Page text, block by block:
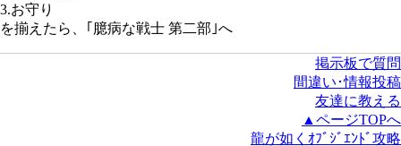
3.お守り
を揃えたら、｢臆病な戦士 第二部｣へ
掲示板で質問
間違い･情報投稿
友達に教える
▲ページTOPへ
龍が如くｵﾌﾞｼﾞｴﾝﾄﾞ攻略